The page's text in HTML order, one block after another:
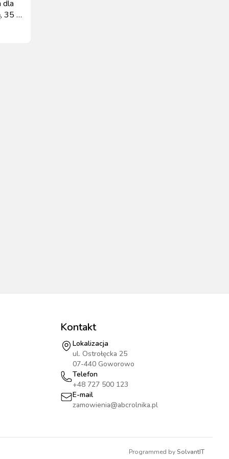
dla
35 g,
Kontakt
Lokalizacja
ul. Ostrołęcka 25
07-440 Goworowo
Telefon
+48 727 500 123
E-mail
zamowienia@abcrolnika.pl
Programmed bySolvantIT